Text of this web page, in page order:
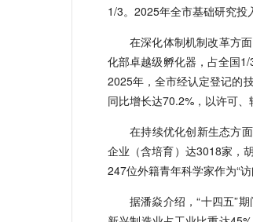
1/3。2025年全市基础研究投
在深化体制机制改革方
化部卓越级孵化器，占全国
2025年，全市经认定登记的
同比增长达70.2%，以许可、
在持续优化创新生态方
企业（含培育）达3018家，
247位外籍青年科学家作为“
据潘焱介绍，“十四五”